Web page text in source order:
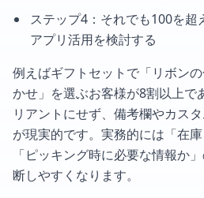
ステップ4：それでも100を
アプリ活用を検討する
例えばギフトセットで「リボン
かせ」を選ぶお客様が8割以上で
リアントにせず、備考欄やカス
が現実的です。実務的には「在
「ピッキング時に必要な情報か
断しやすくなります。